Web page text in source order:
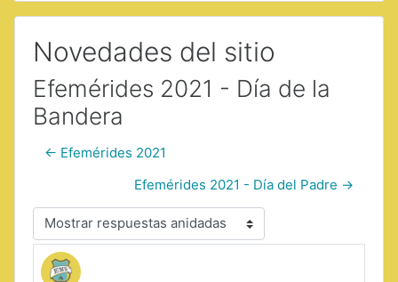
Novedades del sitio
Efemérides 2021 - Día de la
Bandera
← Efemérides 2021
Efemérides 2021 - Día del Padre →
Mostrar modo